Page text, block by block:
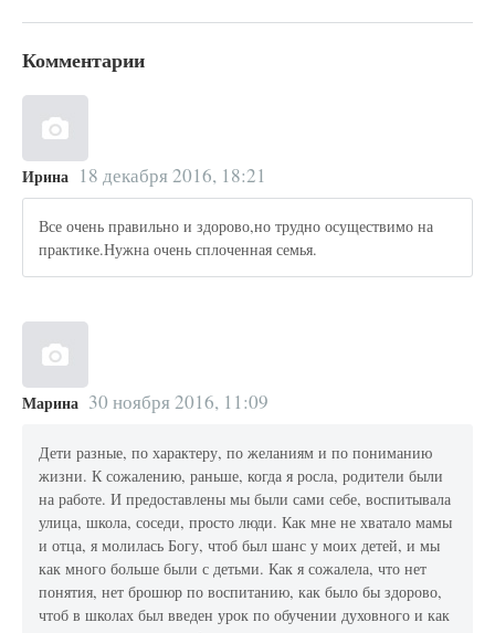
Комментарии
Ирина 18 декабря 2016, 18:21
Все очень правильно и здорово,но трудно осуществимо на
практике.Нужна очень сплоченная семья.
Марина 30 ноября 2016, 11:09
Дети разные, по характеру, по желаниям и по пониманию
жизни. К сожалению, раньше, когда я росла, родители были
на работе. И предоставлены мы были сами себе, воспитывала
улица, школа, соседи, просто люди. Как мне не хватало мамы
и отца, я молилась Богу, чтоб был шанс у моих детей, и мы
как много больше были с детьми. Как я сожалела, что нет
понятия, нет брошюр по воспитанию, как было бы здорово,
чтоб в школах был введен урок по обучении духовного и как